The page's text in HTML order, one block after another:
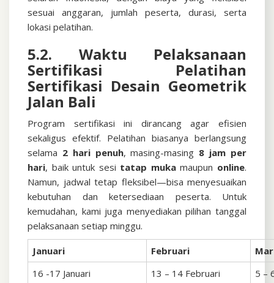
sesuai anggaran, jumlah peserta, durasi, serta
lokasi pelatihan.
5.2. Waktu Pelaksanaan
Sertifikasi Pelatihan
Sertifikasi Desain Geometrik
Jalan Bali
Program sertifikasi ini dirancang agar efisien
sekaligus efektif. Pelatihan biasanya berlangsung
selama 2 hari penuh, masing-masing 8 jam per
hari, baik untuk sesi tatap mukamaupun online.
Namun, jadwal tetap fleksibel—bisa menyesuaikan
kebutuhan dan ketersediaan peserta. Untuk
kemudahan, kami juga menyediakan pilihan tanggal
pelaksanaan setiap minggu.
Januari Februari
16 -17 Januari
13 – 14 Februari
5 –